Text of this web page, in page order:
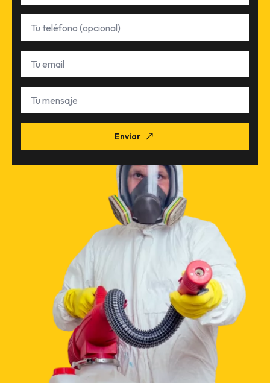
Teléfono
Email
Tu
mensaje
Enviar